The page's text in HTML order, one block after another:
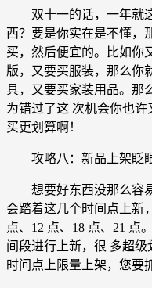
双十一的话，一年就这
西？要是你实在是不懂，
买，然后便宜的。比如你
版，又要买服装，那么你
具，又要买家装用品。那
为错过了这 次机会你也
买更划算啊！
攻略八：新品上架眨眼
想要好东西没那么容易
会踏着这几个时间点上新
点、12 点、18 点、21 点
间段进行上新，很 多超
时间点上限量上架，您要